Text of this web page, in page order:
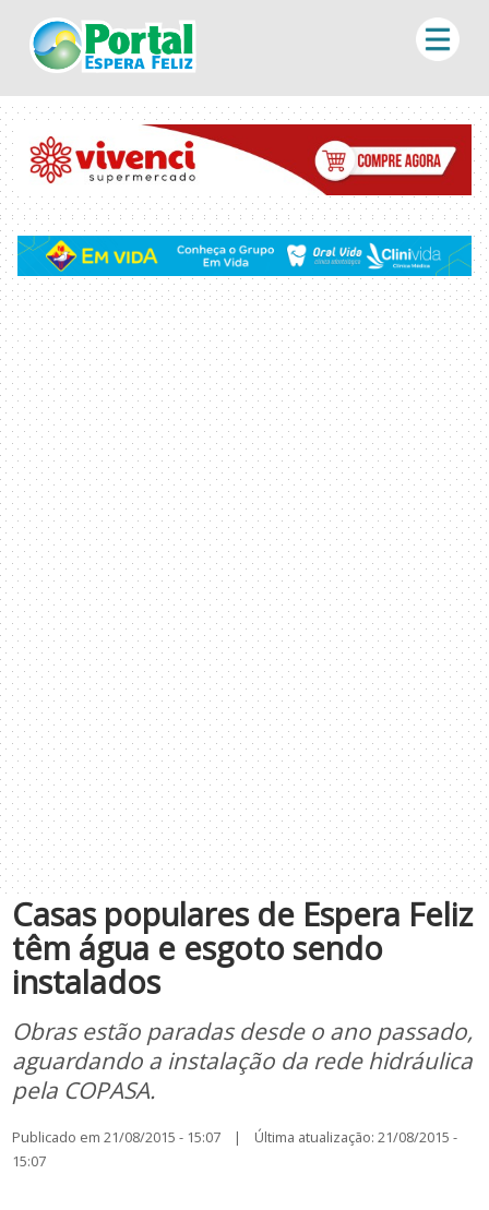
Casas populares de Espera Feliz
têm água e esgoto sendo
instalados
Obras estão paradas desde o ano passado,
aguardando a instalação da rede hidráulica
pela COPASA.
Publicado em 21/08/2015 - 15:07 | Última atualização: 21/08/2015 -
15:07